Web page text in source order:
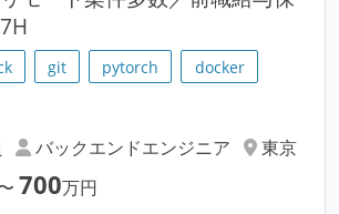
git pytorch
docker
バックエンドエンジニア
東京
700万円